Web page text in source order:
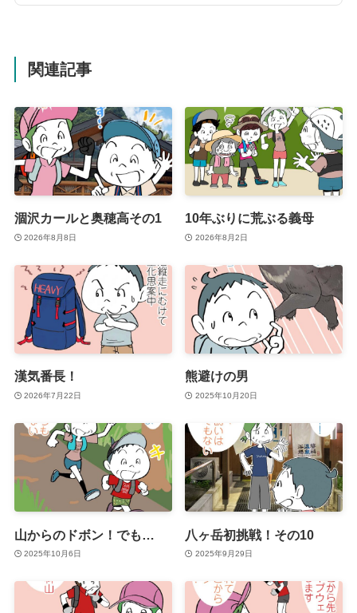
関連記事
涸沢カールと奥穂高その1
2026年8月8日
10年ぶりに荒ぶる義母
2026年8月2日
漢気番長！
2026年7月22日
熊避けの男
2025年10月20日
山からのドボン！でも…
2025年10月6日
八ヶ岳初挑戦！その10
2025年9月29日